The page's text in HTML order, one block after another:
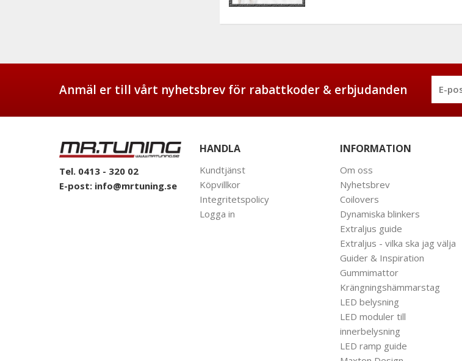
Anmäl er till vårt nyhetsbrev för rabattkoder & erbjudanden
Tel. 0413 - 320 02
E-post: info@mrtuning.se
HANDLA
Kundtjänst
Köpvillkor
Integritetspolicy
Logga in
INFORMATION
Om oss
Nyhetsbrev
Coilovers
Dynamiska blinkers
Extraljus guide
Extraljus - vilka ska jag välja
Guider & Inspiration
Gummimattor
Krängningshämmarstag
LED belysning
LED moduler till
innerbelysning
LED ramp guide